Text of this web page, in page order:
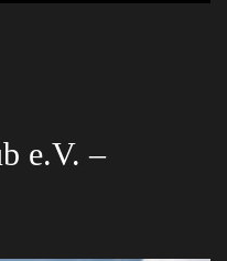
CLUB E.V.
vom
e.V. –